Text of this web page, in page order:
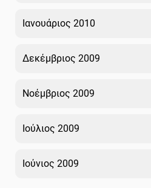
Ιανουάριος 2010
Δεκέμβριος 2009
Νοέμβριος 2009
Ιούλιος 2009
Ιούνιος 2009